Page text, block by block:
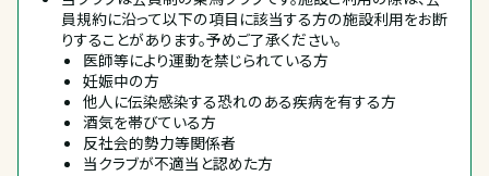
員規約に沿って以下の項目に該当する方の施設利用をお断
りすることがあります。予めご了承ください。
医師等により運動を禁じられている方
妊娠中の方
他人に伝染感染する恐れのある疾病を有する方
酒気を帯びている方
反社会的勢力等関係者
当クラブが不適当と認めた方